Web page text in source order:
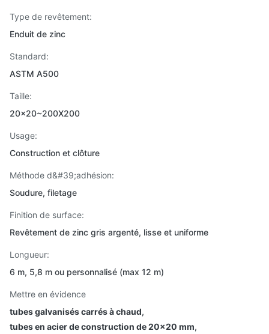
Type de revêtement:
Enduit de zinc
Standard:
ASTM A500
Taille:
20x20~200X200
Usage:
Construction et clôture
Méthode d&#39;adhésion:
Soudure, filetage
Finition de surface:
Revêtement de zinc gris argenté, lisse et uniforme
Longueur:
6 m, 5,8 m ou personnalisé (max 12 m)
Mettre en évidence
tubes galvanisés carrés à chaud,
tubes en acier de construction de 20x20 mm,